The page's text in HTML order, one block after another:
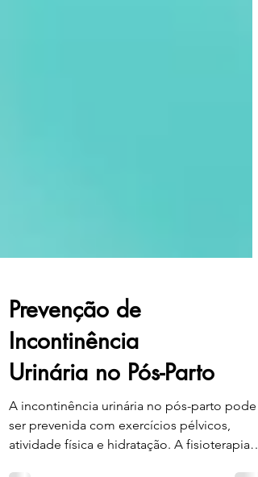
Prevenção de
Incontinência
Urinária no Pós-Parto
A incontinência urinária no pós-parto pode
ser prevenida com exercícios pélvicos,